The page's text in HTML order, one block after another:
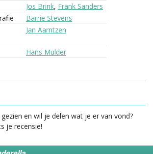
Jos Brink, Frank Sanders
Barrie Stevens
Jan Aarntzen
Hans Mulder
gezien en wil je delen wat je er van vond?
je recensie!